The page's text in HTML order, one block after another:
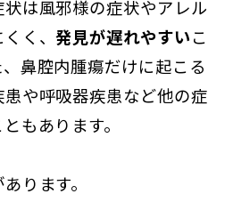
は風邪様の症状やアレル
くく、発見が遅れやすいこ
鼻腔内腫瘍だけに起こる
や呼吸器疾患など他の症
もあります。
ります。